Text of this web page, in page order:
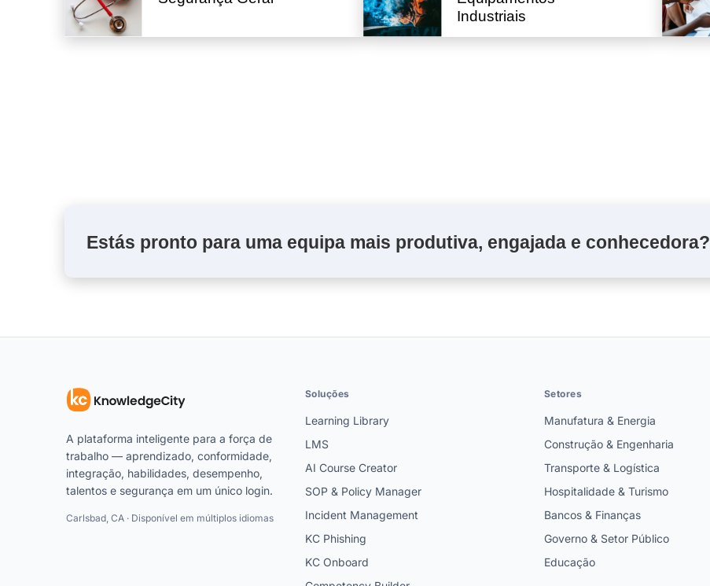
Industriais
Estás pronto para uma equipa mais produtiva, engajada e conhecedora?
A plataforma inteligente para a força de
trabalho — aprendizado, conformidade,
integração, habilidades, desempenho,
talentos e segurança em um único login.
Carlsbad, CA · Disponível em múltiplos idiomas
Soluções
Learning Library
LMS
AI Course Creator
SOP & Policy Manager
Incident Management
KC Phishing
KC Onboard
Setores
Manufatura & Energia
Construção & Engenharia
Transporte & Logística
Hospitalidade & Turismo
Bancos & Finanças
Governo & Setor Público
Educação